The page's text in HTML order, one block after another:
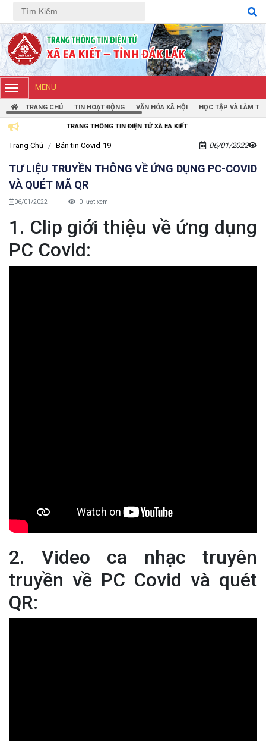
Tiếng Việt Tiếng Anh
MENU
TRANG CHỦ TIN HOẠT ĐỘNG VĂN HÓA XÃ HỘI HỌC TẬP VÀ LÀM
TRANG THÔNG TIN ĐIỆN TỬ XÃ EA KIẾT
Trang Chủ Bản tin Covid-19 06/01/2022
TƯ LIỆU TRUYỀN THÔNG VỀ ỨNG DỤNG PC-COVID
VÀ QUÉT MÃ QR
06/01/2022 0 lượt xem
1. Clip giới thiệu về ứng dụng
PC Covid:
2. Video ca nhạc truyên
truyền về PC Covid và quét
QR: